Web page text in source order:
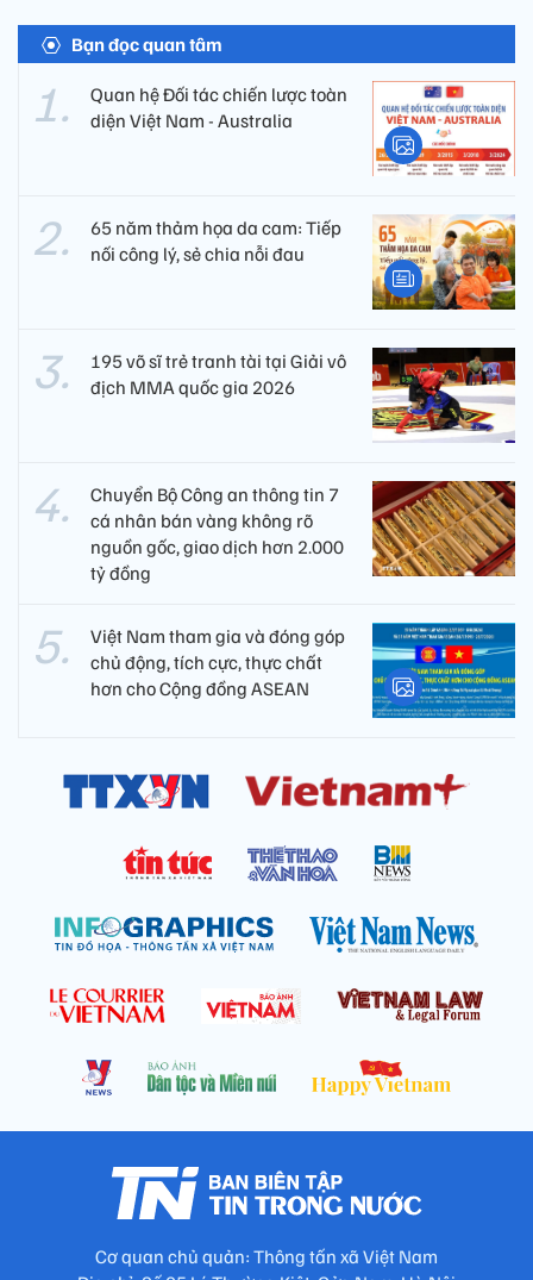
Bạn đọc quan tâm
Quan hệ Đối tác chiến lược toàn
diện Việt Nam - Australia
65 năm thảm họa da cam: Tiếp
nối công lý, sẻ chia nỗi đau
195 võ sĩ trẻ tranh tài tại Giải vô
địch MMA quốc gia 2026
Chuyển Bộ Công an thông tin 7
cá nhân bán vàng không rõ
nguồn gốc, giao dịch hơn 2.000
tỷ đồng
Việt Nam tham gia và đóng góp
chủ động, tích cực, thực chất
hơn cho Cộng đồng ASEAN
Cơ quan chủ quản: Thông tấn xã Việt Nam